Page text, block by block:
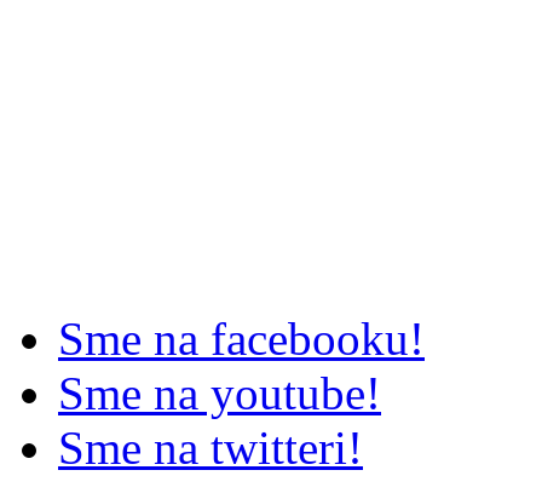
Sme na facebooku!
Sme na youtube!
Sme na twitteri!